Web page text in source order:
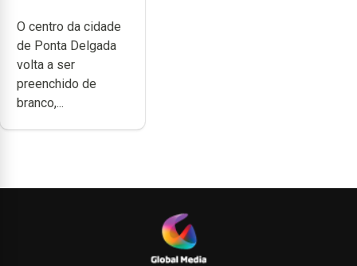
O centro da cidade
de Ponta Delgada
volta a ser
preenchido de
branco,...